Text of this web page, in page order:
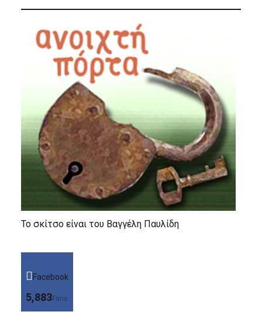
Το σκίτσο είναι του Βαγγέλη Παυλίδη
Facebook
5,883Fans